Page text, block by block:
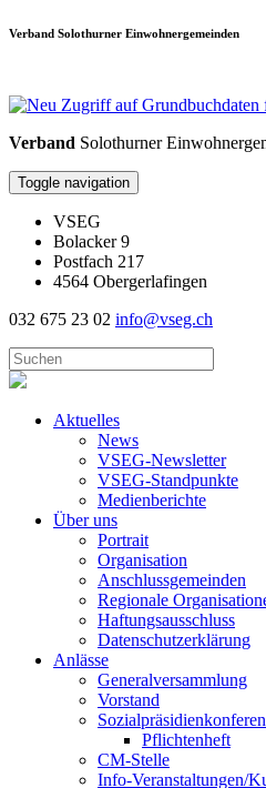
Verband Solothurner Einwohnergemeinden
Verband Solothurner
Toggle navigation
VSEG
Bolacker 9
Postfach 217
4564 Obergerlafingen
032 675 23 02 info@vseg.ch
Aktuelles
News
VSEG-Newsletter
VSEG-Standpunkte
Medienberichte
Über uns
Portrait
Organisation
Anschlussgemeinden
Regionale
Haftungsausschluss
Datenschutzerklärung
Anlässe
Generalversammlung
Vorstand
Pflichtenheft
CM-Stelle
Info-Veranstaltungen/